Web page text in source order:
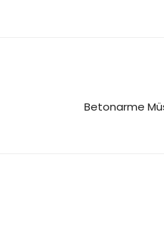
Betonarme